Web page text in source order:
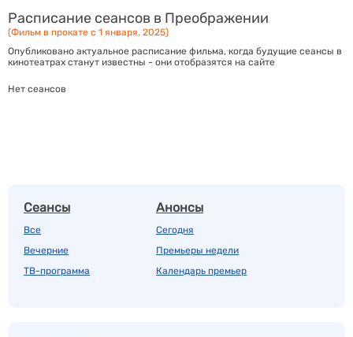
Расписание сеансов в Преображении
(Фильм в прокате с 1 января, 2025)
Опубликовано актуальное расписание фильма, когда будущие сеансы в
кинотеатрах станут известны - они отобразятся на сайте
Нет сеансов
Сеансы
Все
Вечерние
ТВ-программа
Анонсы
Сегодня
Премьеры недели
Календарь премьер